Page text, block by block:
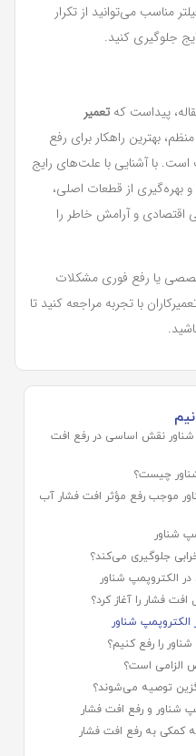
مناسب می‌توانید از تکرار
جلوگیری کنید.
پیداست که تعمیر
بهترین راهکار برای رفع
با آشنایی با علت‌های رایج
بهره‌گیری از قطعات اصلی،
اقتصادی و آرامش خاطر را
یا رفع فوری مشکلات
با تجربه مراجعه کنید تا
شناور نقش اساسی در رفع افت
چیست؟
موجب رفع مؤثر افت فشار آب
شناور
جلوگیری می‌کند؟
الکتروپمپ شناور
فشار را آغاز کرد؟
الکتروپمپ شناور
را رفع کنیم؟
الزامی است؟
توصیه می‌شوند؟
شناور و رفع افت فشار
کمکی به رفع افت فشار